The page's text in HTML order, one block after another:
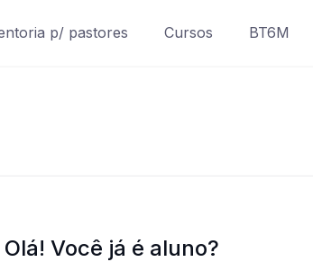
p/ pastores Cursos BT6M
Olá! Você já é aluno?